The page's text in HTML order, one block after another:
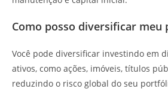
Como posso diversificar meu
Você pode diversificar investindo em
ativos, como ações, imóveis, títulos
reduzindo o risco global do seu